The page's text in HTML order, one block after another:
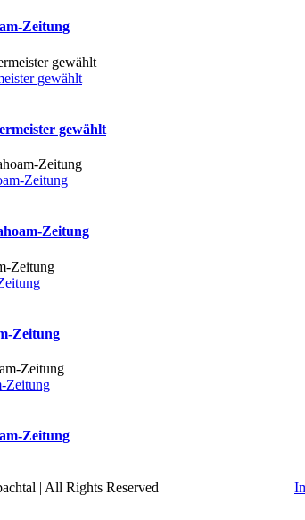
Zeitung
gewählt
gewählt
Zeitung
Zeitung
Zeitung
Zeitung
Zeitung
| All Rights Reserved